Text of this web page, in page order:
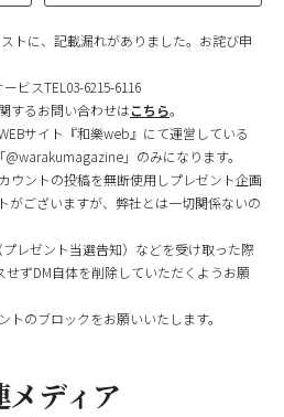
トに、記載漏れがありました。お詫び申
ビスTEL03-6215-6116
するお問い合わせはこちら。
サイト『和樂web』にて運営している
」のみになります。
ウントの投稿を無断使用しプレゼント企画
がございますが、弊社とは一切関係ないの
レゼント当選告知）などを受け取った際
せずDM自体を削除していただくようお願
のブロックをお願いいたします。
メディア